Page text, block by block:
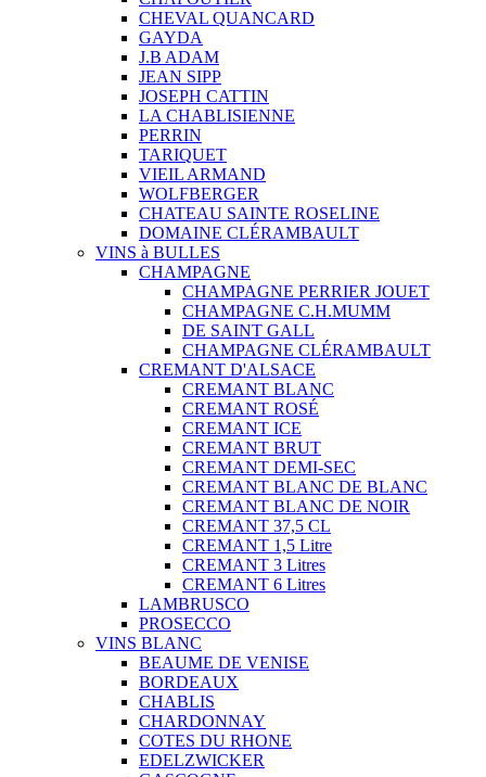
CHEVAL QUANCARD
GAYDA
J.B ADAM
JEAN SIPP
JOSEPH CATTIN
LA CHABLISIENNE
PERRIN
TARIQUET
VIEIL ARMAND
WOLFBERGER
CHATEAU SAINTE ROSELINE
DOMAINE CLÉRAMBAULT
VINS à BULLES
CHAMPAGNE
CHAMPAGNE PERRIER JOUET
CHAMPAGNE C.H.MUMM
DE SAINT GALL
CHAMPAGNE CLÉRAMBAULT
CREMANT D'ALSACE
CREMANT BLANC
CREMANT ROSÉ
CREMANT ICE
CREMANT BRUT
CREMANT DEMI-SEC
CREMANT BLANC DE BLANC
CREMANT BLANC DE NOIR
CREMANT 37,5 CL
CREMANT 1,5 Litre
CREMANT 3 Litres
CREMANT 6 Litres
LAMBRUSCO
PROSECCO
VINS BLANC
BEAUME DE VENISE
BORDEAUX
CHABLIS
CHARDONNAY
COTES DU RHONE
EDELZWICKER